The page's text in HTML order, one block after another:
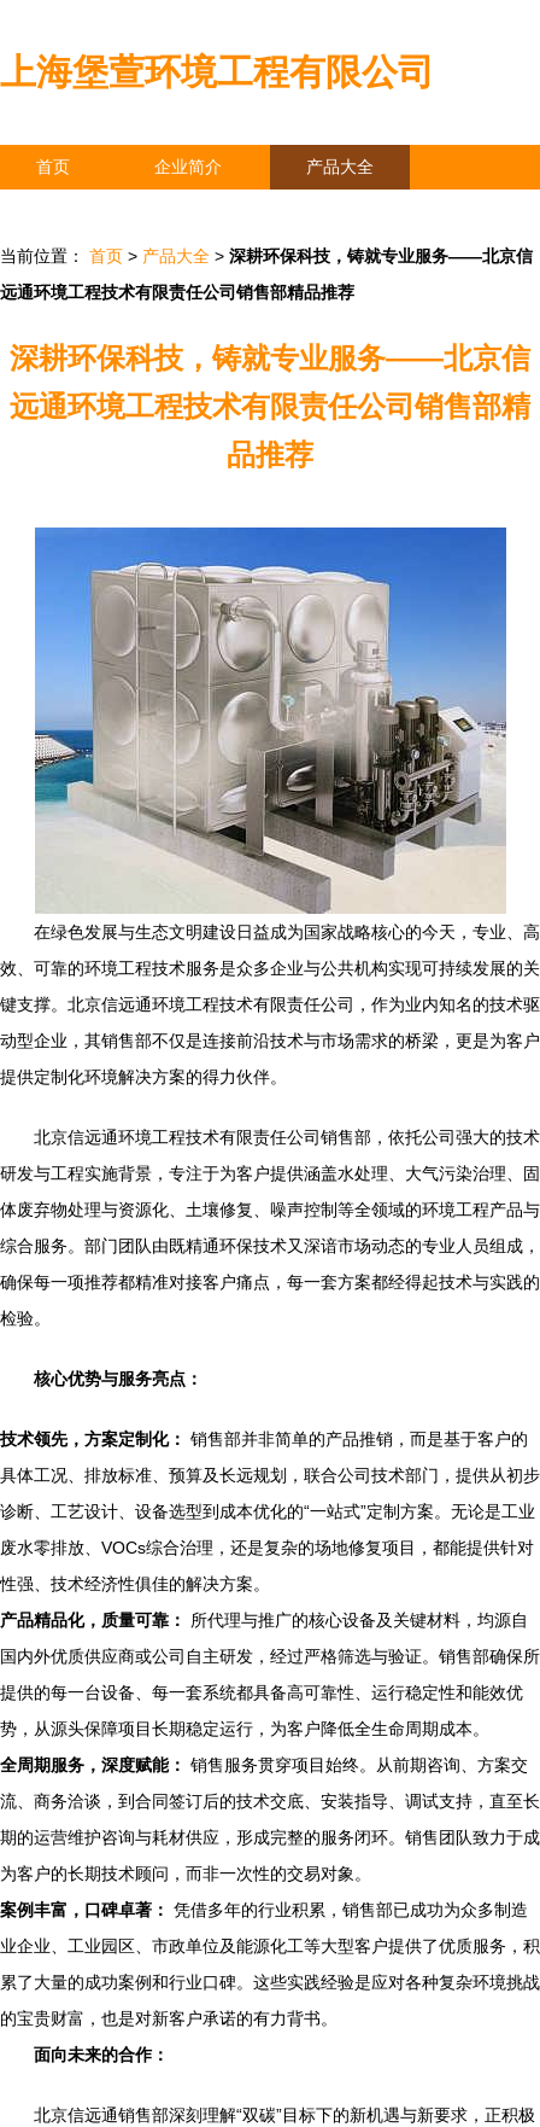
上海堡萱环境工程有限公司
首页 企业简介 产品大全
当前位置： 首页 > 产品大全 > 深耕环保科技，铸就专业服务——北京信
远通环境工程技术有限责任公司销售部精品推荐
深耕环保科技，铸就专业服务——北京信
远通环境工程技术有限责任公司销售部精
品推荐
在绿色发展与生态文明建设日益成为国家战略核心的今天，专业、高
效、可靠的环境工程技术服务是众多企业与公共机构实现可持续发展的关
键支撑。北京信远通环境工程技术有限责任公司，作为业内知名的技术驱
动型企业，其销售部不仅是连接前沿技术与市场需求的桥梁，更是为客户
提供定制化环境解决方案的得力伙伴。
北京信远通环境工程技术有限责任公司销售部，依托公司强大的技术
研发与工程实施背景，专注于为客户提供涵盖水处理、大气污染治理、固
体废弃物处理与资源化、土壤修复、噪声控制等全领域的环境工程产品与
综合服务。部门团队由既精通环保技术又深谙市场动态的专业人员组成，
确保每一项推荐都精准对接客户痛点，每一套方案都经得起技术与实践的
检验。
核心优势与服务亮点：
技术领先，方案定制化： 销售部并非简单的产品推销，而是基于客户的
具体工况、排放标准、预算及长远规划，联合公司技术部门，提供从初步
诊断、工艺设计、设备选型到成本优化的“一站式”定制方案。无论是工业
废水零排放、VOCs综合治理，还是复杂的场地修复项目，都能提供针对
性强、技术经济性俱佳的解决方案。
产品精品化，质量可靠：
所代理与推广的核心设备及关键材料，均源自
国内外优质供应商或公司自主研发，经过严格筛选与验证。销售部确保所
提供的每一台设备、每一套系统都具备高可靠性、运行稳定性和能效优
势，从源头保障项目长期稳定运行，为客户降低全生命周期成本。
全周期服务，深度赋能： 销售服务贯穿项目始终。从前期咨询、方案交
流、商务洽谈，到合同签订后的技术交底、安装指导、调试支持，直至长
期的运营维护咨询与耗材供应，形成完整的服务闭环。销售团队致力于成
为客户的长期技术顾问，而非一次性的交易对象。
案例丰富，口碑卓著： 凭借多年的行业积累，销售部已成功为众多制造
业企业、工业园区、市政单位及能源化工等大型客户提供了优质服务，积
累了大量的成功案例和行业口碑。这些实践经验是应对各种复杂环境挑战
的宝贵财富，也是对新客户承诺的有力背书。
面向未来的合作：
北京信远通销售部深刻理解“双碳”目标下的新机遇与新要求，正积极